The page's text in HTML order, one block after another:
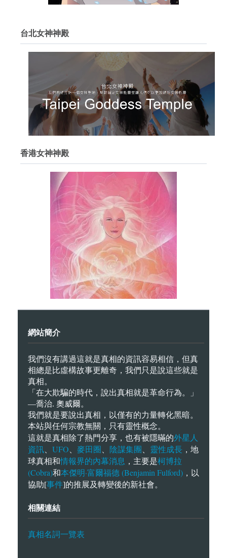
台北女神神殿
香港女神神殿
網站簡介
我們沒有講過這就是真相的資訊容易相信，但真
相總是比虛構故事更離奇，我們只是說這些就是
真相。
「在大欺騙的時代，說出真相就是革命行為。」
—喬治. 奧威爾。
我們就是要說出真相，以僅有的力量轉化黑暗。
本站與任何宗教無關，只有靈性概念。
這就是真相除了熱門分享，也有被隱暪的外星人
資訊、 UFO、 麥田圈、 陰謀集團、 靈性成長 ，地
球真相和情報界的內幕消息 ，主要是柯博拉
(Cobra)和本傑明·富爾福德 (Benjamin Fulford) ，以
協助[事件]的推展及轉變後的新社會。
相關連結
真相名詞一覽表